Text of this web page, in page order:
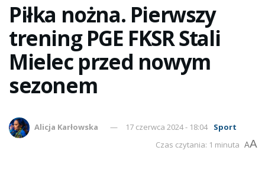
Piłka nożna. Pierwszy
trening PGE FKSR Stali
Mielec przed nowym
sezonem
Alicja Karłowska 17 czerwca 2024 - 18:04 Sport
Czas czytania: 1 minuta AA